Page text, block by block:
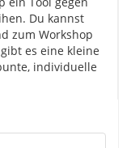
Du kannst
zum Workshop
es eine kleine
individuelle